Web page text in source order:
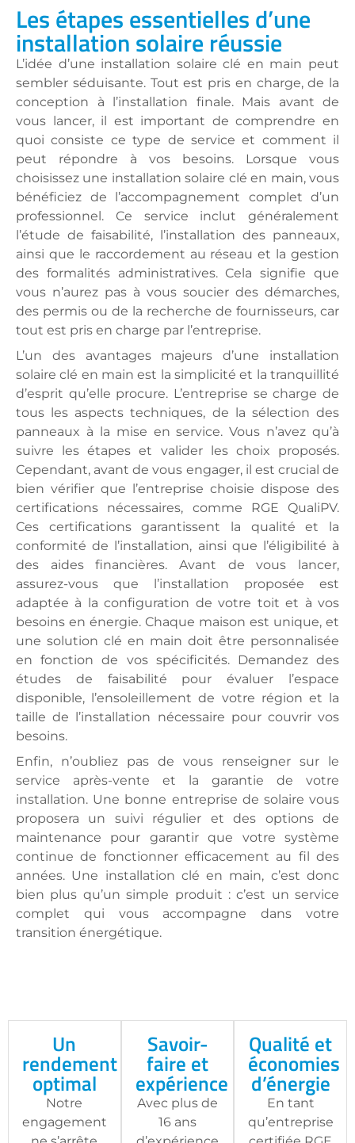
Les étapes essentielles d’une
installation solaire réussie
L’idée d’une installation solaire clé en main peut
sembler séduisante. Tout est pris en charge, de la
conception à l’installation finale. Mais avant de
vous lancer, il est important de comprendre en
quoi consiste ce type de service et comment il
peut répondre à vos besoins. Lorsque vous
choisissez une installation solaire clé en main, vous
bénéficiez de l’accompagnement complet d’un
professionnel. Ce service inclut généralement
l’étude de faisabilité, l’installation des panneaux,
ainsi que le raccordement au réseau et la gestion
des formalités administratives. Cela signifie que
vous n’aurez pas à vous soucier des démarches,
des permis ou de la recherche de fournisseurs, car
tout est pris en charge par l’entreprise.
L’un des avantages majeurs d’une installation
solaire clé en main est la simplicité et la tranquillité
d’esprit qu’elle procure. L’entreprise se charge de
tous les aspects techniques, de la sélection des
panneaux à la mise en service. Vous n’avez qu’à
suivre les étapes et valider les choix proposés.
Cependant, avant de vous engager, il est crucial de
bien vérifier que l’entreprise choisie dispose des
certifications nécessaires, comme RGE QualiPV.
Ces certifications garantissent la qualité et la
conformité de l’installation, ainsi que l’éligibilité à
des aides financières. Avant de vous lancer,
assurez-vous que l’installation proposée est
adaptée à la configuration de votre toit et à vos
besoins en énergie. Chaque maison est unique, et
une solution clé en main doit être personnalisée
en fonction de vos spécificités. Demandez des
études de faisabilité pour évaluer l’espace
disponible, l’ensoleillement de votre région et la
taille de l’installation nécessaire pour couvrir vos
besoins.
Enfin, n’oubliez pas de vous renseigner sur le
service après-vente et la garantie de votre
installation. Une bonne entreprise de solaire vous
proposera un suivi régulier et des options de
maintenance pour garantir que votre système
continue de fonctionner efficacement au fil des
années. Une installation clé en main, c’est donc
bien plus qu’un simple produit : c’est un service
complet qui vous accompagne dans votre
transition énergétique.
Un
rendement
optimal
Notre
engagement
Savoir-
faire et
expérience
Avec plus de
16 ans
Qualité et
économies
d’énergie
En tant
qu’entreprise